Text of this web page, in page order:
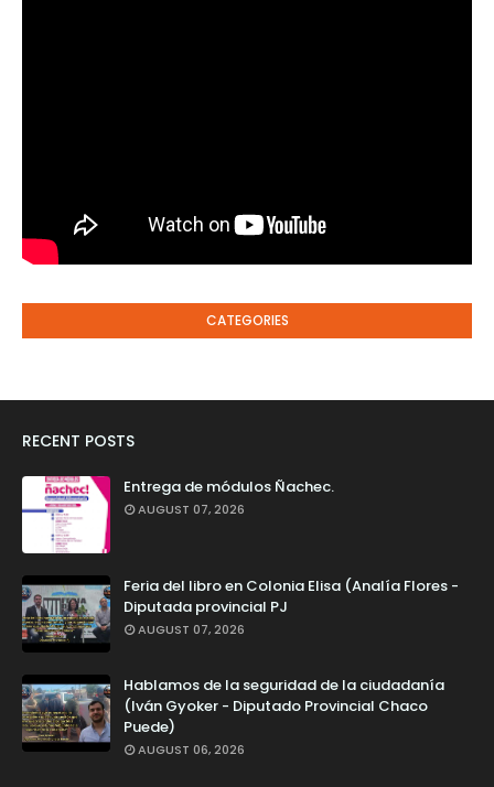
CATEGORIES
RECENT POSTS
Entrega de módulos Ñachec.
AUGUST 07, 2026
Feria del libro en Colonia Elisa (Analía Flores -
Diputada provincial PJ
AUGUST 07, 2026
Hablamos de la seguridad de la ciudadanía
(Iván Gyoker - Diputado Provincial Chaco
Puede)
AUGUST 06, 2026